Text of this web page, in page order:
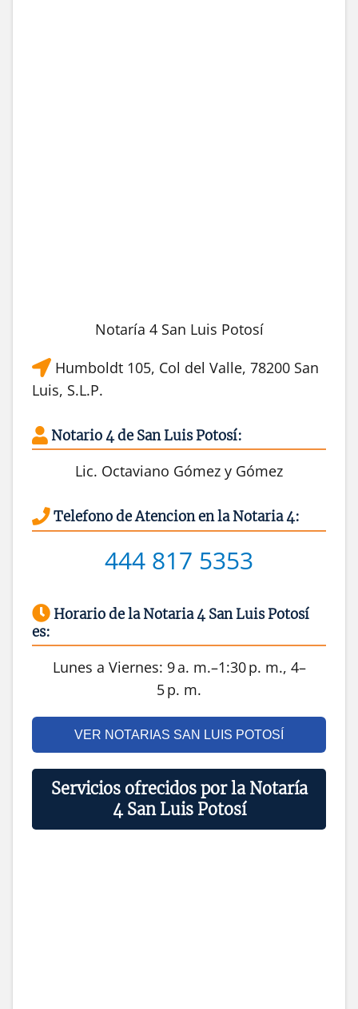
Notaría 4 San Luis Potosí
Humboldt 105, Col del Valle, 78200 San
Luis, S.L.P.
Notario 4 de San Luis Potosí:
Lic. Octaviano Gómez y Gómez
Telefono de Atencion en la Notaria 4:
444 817 5353
Horario de la Notaria 4 San Luis Potosí
es:
Lunes a Viernes: 9 a. m.–1:30 p. m., 4–
5 p. m.
VER NOTARIAS SAN LUIS POTOSÍ
Servicios ofrecidos por la Notaría
4 San Luis Potosí